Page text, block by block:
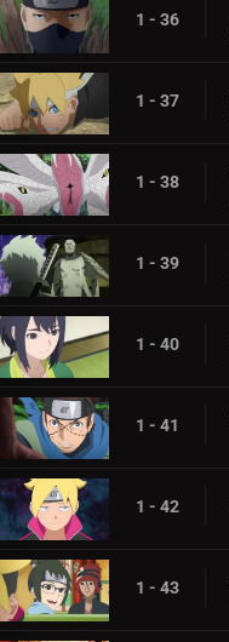
1 - 36
1 - 37
1 - 38
1 - 39
1 - 40
1 - 41
1 - 42
1 - 43